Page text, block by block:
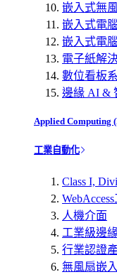
嵌入式無
嵌入式電腦
嵌入式電
電子紙解
數位看板
邊緣 AI &
Applied Computing
工業自動化
Class I,
人機介面
工業級邊
行業認證
無風扇嵌